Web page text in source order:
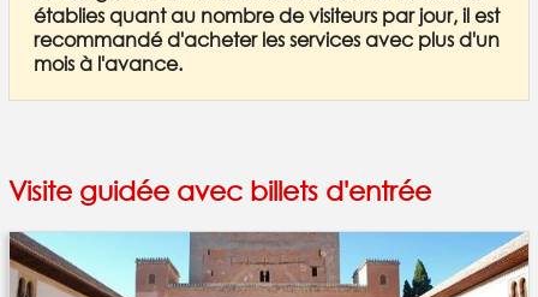
établies quant au nombre de visiteurs par jour, il est
recommandé d'acheter les services avec plus d'un
mois à l'avance.
Visite guidée avec billets d'entrée